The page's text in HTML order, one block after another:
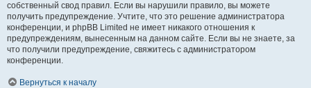
собственный свод правил. Если вы нарушили правило, вы можете
получить предупреждение. Учтите, что это решение администратора
конференции, и phpBB Limited не имеет никакого отношения к
предупреждениям, вынесенным на данном сайте. Если вы не знаете, за
что получили предупреждение, свяжитесь с администратором
конференции.
Вернуться к началу